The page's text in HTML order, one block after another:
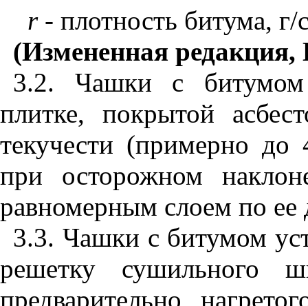
r- плотность битума, г/
(Измененная
3.2. Чашки с битумом
плитке, покрытой
текучести (примерно до
при осторожном
равномерным слоем по ее
3.3. Чашки с битумом
решетку сушильного
предварительно